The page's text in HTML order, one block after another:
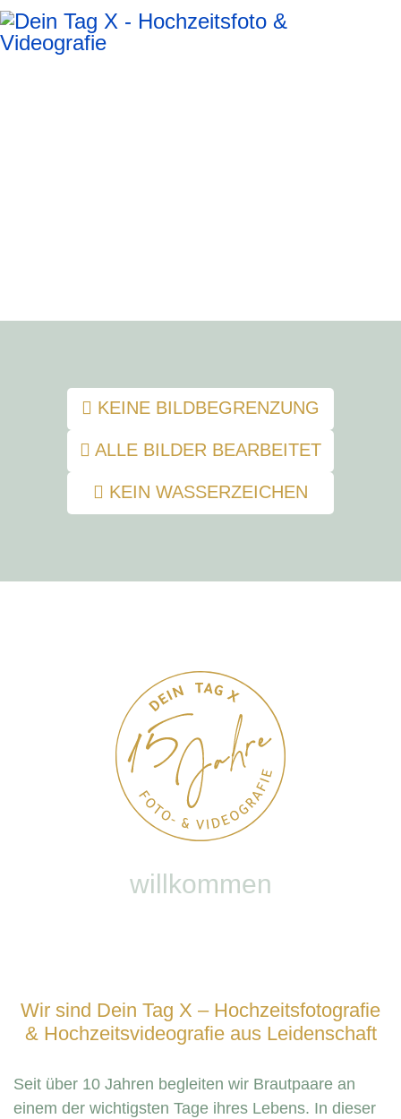
KEINE BILDBEGRENZUNG
ALLE BILDER BEARBEITET
KEIN WASSERZEICHEN
willkommen
Wir sind Dein Tag X – Hochzeitsfotografie
& Hochzeitsvideografie aus Leidenschaft
Seit über 10 Jahren begleiten wir Brautpaare an
einem der wichtigsten Tage ihres Lebens. In dieser